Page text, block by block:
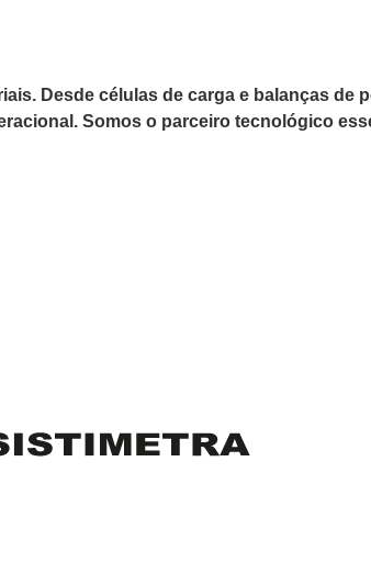
Desde células de carga e balanças de
Somos o parceiro tecnológico